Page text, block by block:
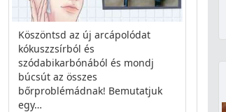
Köszöntsd az új arcápolódat
kókuszzsírból és
szódabikarbónából és mondj
búcsút az összes
bőrproblémádnak! Bemutatjuk
egy…